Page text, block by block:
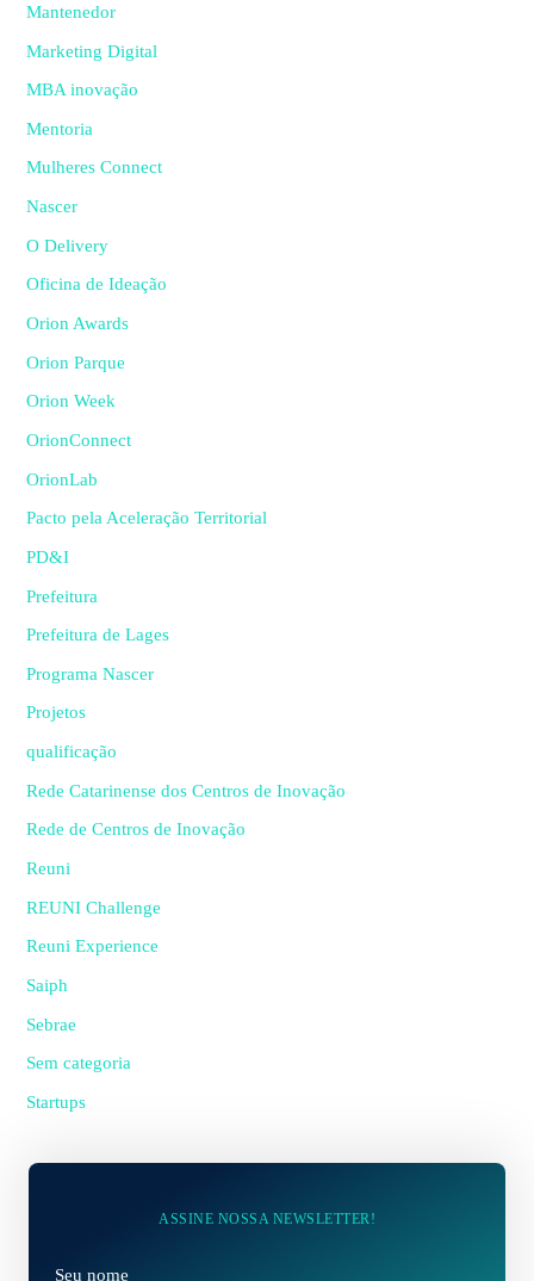
Mantenedor
Marketing Digital
MBA inovação
Mentoria
Mulheres Connect
Nascer
O Delivery
Oficina de Ideação
Orion Awards
Orion Parque
Orion Week
OrionConnect
OrionLab
Pacto pela Aceleração Territorial
PD&I
Prefeitura
Prefeitura de Lages
Programa Nascer
Projetos
qualificação
Rede Catarinense dos Centros de Inovação
Rede de Centros de Inovação
Reuni
REUNI Challenge
Reuni Experience
Saiph
Sebrae
Sem categoria
Startups
ASSINE NOSSA NEWSLETTER!